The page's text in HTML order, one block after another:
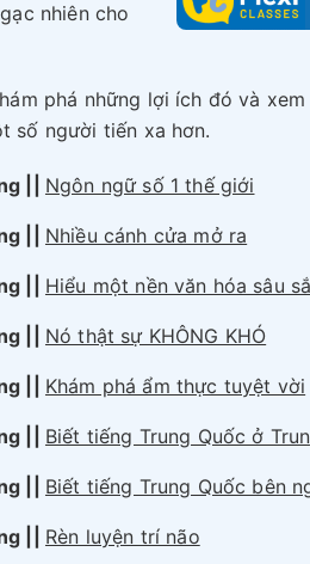
nhiên cho
phá những lợi ích đó và
số người tiến xa hơn.
|| Ngôn ngữ số 1 thế giới
Nhiều cánh cửa mở ra
Hiểu một nền văn hóa sâu
Nó thật sự KHÔNG KHÓ
Khám phá ẩm thực tuyệt vời
Biết tiếng Trung Quốc ở
Biết tiếng Trung Quốc bên
Rèn luyện trí não